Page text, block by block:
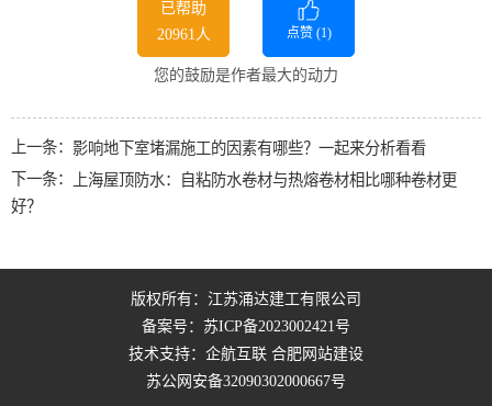
已帮助
20961人
点赞 (1)
您的鼓励是作者最大的动力
上一条： 影响地下室堵漏施工的因素有哪些？一起来分析看看
下一条：
上海屋顶防水：自粘防水卷材与热熔卷材相比哪种卷材更
好？
版权所有：江苏涌达建工有限公司
备案号： 苏ICP备2023002421号
技术支持：企航互联 合肥网站建设
苏公网安备32090302000667号